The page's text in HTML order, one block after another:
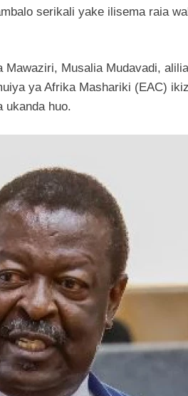
serikali yake ilisema raia
Musalia Mudavadi,
ya Afrika Mashariki (EAC)
ukanda huo.